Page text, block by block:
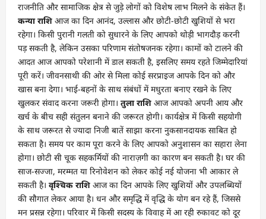
राजनीति और सामाजिक क्षेत्र से जुड़े लोगों को विशेष लाभ मिलने के संकेत हैं।
कन्या राशि आज का दिन आनंद, उल्लास और छोटी-छोटी खुशियों से भरा
रहेगा। किसी पुरानी गलती को सुधारने के लिए आपको थोड़ी भागदौड़ करनी
पड़ सकती है, लेकिन उसका परिणाम संतोषजनक रहेगा। कामों को टालने की
आदत आज आपको परेशानी में डाल सकती है, इसलिए समय रहते जिम्मेदारियां
पूरी करें। जीवनसाथी की ओर से मिला कोई सरप्राइज आपके दिन को और
खास बना देगा। भाई-बहनों के साथ संबंधों में मधुरता बनाए रखने के लिए
खुलकर संवाद करना जरूरी होगा। तुला राशि आज आपको अपनी आय और
खर्च के बीच सही संतुलन बनाने की जरूरत होगी। कार्यक्षेत्र में किसी सहयोगी
के साथ जरूरत से ज्यादा निजी बातें साझा करना नुकसानदायक साबित हो
सकता है। समय पर काम पूरा करने के लिए आपको अनुशासन का सहारा लेना
होगा। छोटी सी चूक सहकर्मियों की नाराज़गी का कारण बन सकती है। घर की
साज-सज्जा, मरम्मत या रिनोवेशन को लेकर कोई नई योजना भी आकार ले
सकती है। वृश्चिक राशि आज का दिन आपके लिए खुशियों और उपलब्धियों
की सौगात लेकर आया है। धन और समृद्धि में वृद्धि के योग बन रहे हैं, जिससे
मन प्रसन्न रहेगा। परिवार में किसी सदस्य के विवाह में आ रही रुकावट को दूर